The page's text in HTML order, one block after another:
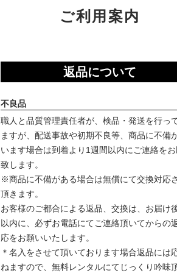
ご利用案内
返品について
不良品
職人と品質管理責任者が、検品・発送を行っ
ますが、配送事故や初期不良等、商品に不備
います場合は到着より1週間以内にご連絡を
致します。
※商品に不備がある場合は無償にて交換対応
頂きます。
お客様のご都合による返品、交換は、お届け
以内に、必ずお電話にてご連絡頂いてからの
応をお願いいたします。
＊名入をさせて頂いております場合返品には
ねますので、無料レンタルにてじっくり吟味